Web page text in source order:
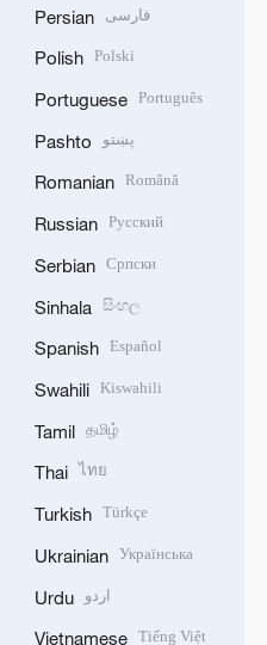
Persian فارسی
Polish Polski
Portuguese Português
Pashto پښتو
Romanian Română
Russian Русский
Serbian Српски
Sinhala සිංහල
Spanish Español
Swahili Kiswahili
Tamil தமிழ்
Thai ไทย
Turkish Türkçe
Ukrainian Українська
Urdu اردو
Vietnamese Tiếng Việt